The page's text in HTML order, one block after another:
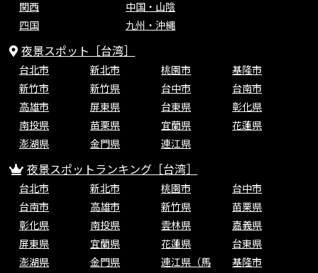
関西
中国・山陰
四国
九州・沖縄
夜景スポット［台湾］
台北市 新北市 桃園市
基隆市
新竹市
新竹県 台中市
台南市
高雄市
屏東県 台東県
彰化県
南投県
苗栗県 宜蘭県
花蓮県
澎湖県
金門県 連江県
夜景スポットランキング［台湾］
台北市 新北市 桃園市
台中市
台南市
高雄市 新竹県
苗栗県
彰化県
南投県 雲林県
嘉義県
屏東県
宜蘭県 花蓮県
台東県
澎湖県
金門県
連江県（馬
基隆市